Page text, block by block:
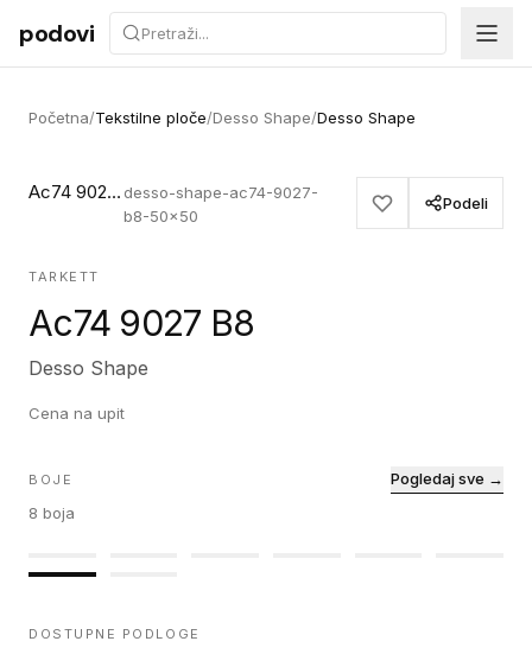
Preskoči na sadržaj
podovi
Početna/Tekstilne ploče/Desso Shape/Desso Shape
Ac74 9027 B8 desso-shape-ac74-9027-
b8-50x50
Podeli
TARKETT
Ac74 9027 B8
Desso Shape
Cena na upit
BOJE
8 boja
Pogledaj sve →
DOSTUPNE PODLOGE